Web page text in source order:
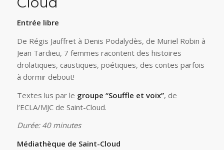
Entrée libre
De Régis Jauffret à Denis Podalydès, de Muriel Robin à
Jean Tardieu, 7 femmes racontent des histoires
drolatiques, caustiques, poétiques, des contes parfois
à dormir debout!
Textes lus par le groupe “Souffle et voix”, de
l’ECLA/MJC de Saint-Cloud.
Durée: 40 minutes
Médiathèque de Saint-Cloud